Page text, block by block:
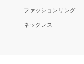
ファッションリング
ネックレス